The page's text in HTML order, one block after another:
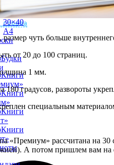
всему миру
30×30
30×40
A4
чуть больше
от 20 до 100 страниц.
1 мм.
180 градусов, развороты
специальным
«Премиум» рассчитана на
А потом пришлем вам на